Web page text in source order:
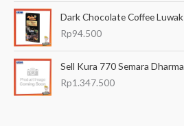
Dark Chocolate Coffee Luwak
Rp94.500
Sell Kura 770 Semara Dharma
Rp1.347.500